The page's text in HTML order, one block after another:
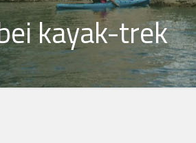
kayak-trek